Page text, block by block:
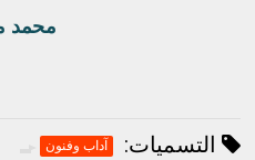
محمد
التسميات: آداب وفنون